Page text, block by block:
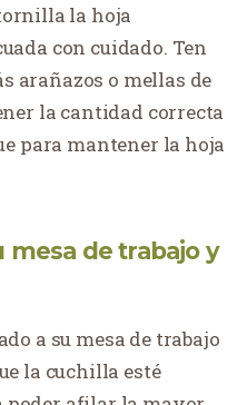
la hoja
con cuidado. Ten
arañazos o mellas de
la cantidad correcta
para mantener la hoja
mesa de trabajo y
a su mesa de trabajo
la cuchilla esté